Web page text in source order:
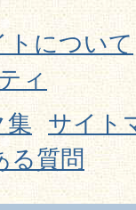
トについて
ィ
集
サイト
る質問